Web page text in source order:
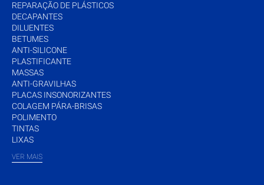
REPARAÇÃO DE PLÁSTICOS
DECAPANTES
DILUENTES
BETUMES
ANTI-SILICONE
PLASTIFICANTE
MASSAS
ANTI-GRAVILHAS
PLACAS INSONORIZANTES
COLAGEM PÁRA-BRISAS
POLIMENTO
TINTAS
LIXAS
VER MAIS